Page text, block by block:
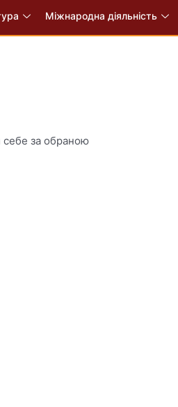
Міжнародна діяльність
себе за обраною